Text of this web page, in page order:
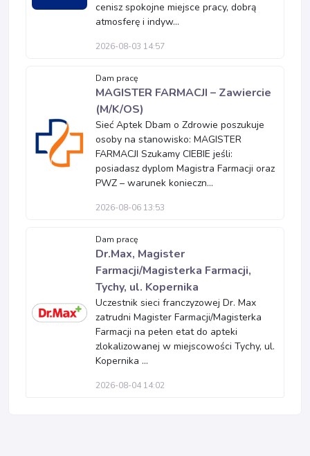
cenisz spokojne miejsce pracy, dobrą
atmosferę i indyw...
2026-08-03 14:57
Dam pracę
MAGISTER FARMACJI – Zawiercie
(M/K/OS)
Sieć Aptek Dbam o Zdrowie poszukuje
osoby na stanowisko: MAGISTER
FARMACJI Szukamy CIEBIE jeśli:
posiadasz dyplom Magistra Farmacji oraz
PWZ – warunek konieczn...
2026-08-06 13:53
Dam pracę
Dr.Max, Magister
Farmacji/Magisterka Farmacji,
Tychy, ul. Kopernika
Uczestnik sieci franczyzowej Dr. Max
zatrudni Magister Farmacji/Magisterka
Farmacji na pełen etat do apteki
zlokalizowanej w miejscowości Tychy, ul.
Kopernika ...
2026-08-04 14:02